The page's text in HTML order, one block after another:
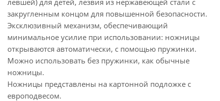
левшей) для детей, лезвия из нержавеющей стали с
закругленным концом для повышенной безопасности.
Эксклюзивный механизм, обеспечивающий
минимальное усилие при использовании: ножницы
открываются автоматически, с помощью пружинки.
Можно использовать без пружинки, как обычные
ножницы.
Ножницы представлены на картонной подложке с
европодвесом.